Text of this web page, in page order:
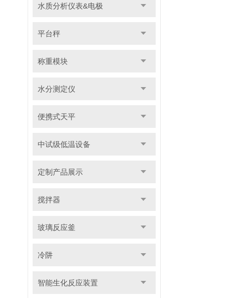
水质分析仪表&电极
平台秤
称重模块
水分测定仪
便携式天平
中试级低温设备
定制产品展示
搅拌器
玻璃反应釜
冷阱
智能生化反应装置